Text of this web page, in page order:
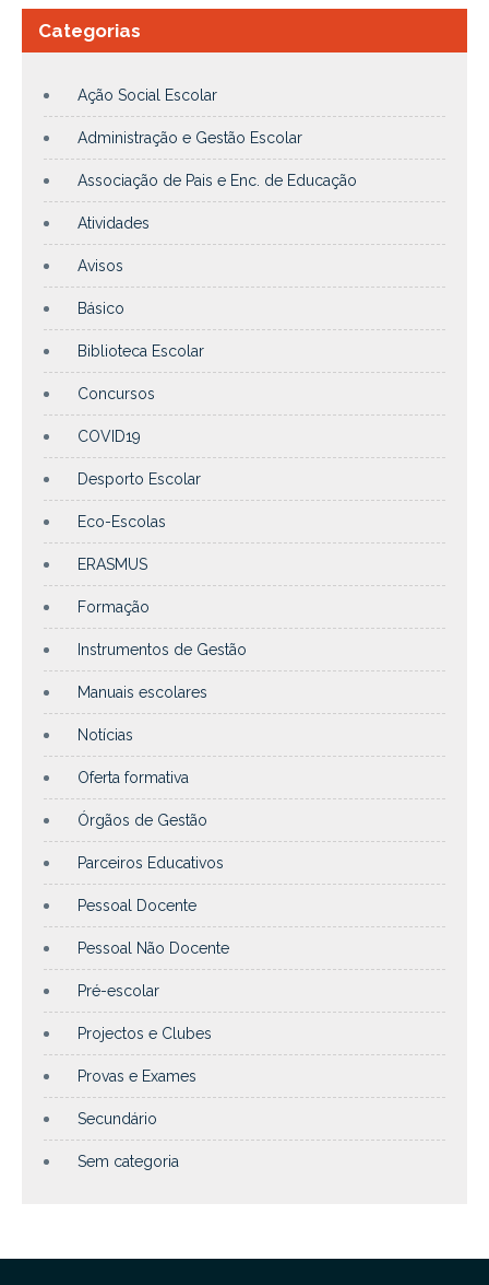
Categorias
Ação Social Escolar
Administração e Gestão Escolar
Associação de Pais e Enc. de Educação
Atividades
Avisos
Básico
Biblioteca Escolar
Concursos
COVID19
Desporto Escolar
Eco-Escolas
ERASMUS
Formação
Instrumentos de Gestão
Manuais escolares
Notícias
Oferta formativa
Órgãos de Gestão
Parceiros Educativos
Pessoal Docente
Pessoal Não Docente
Pré-escolar
Projectos e Clubes
Provas e Exames
Secundário
Sem categoria